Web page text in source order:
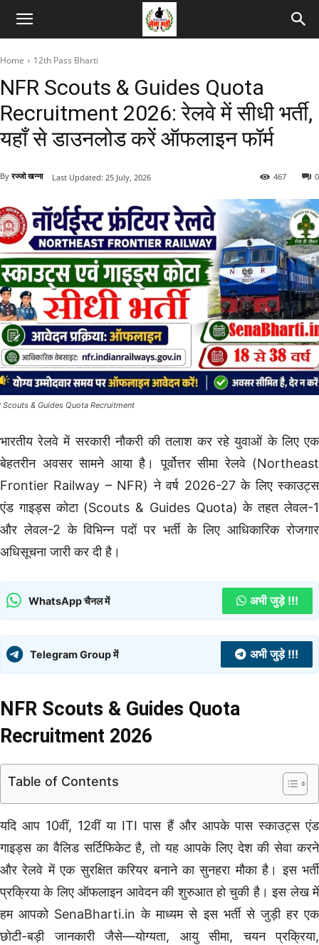
Home 12th Pass Bharti
NFR Scouts & Guides Quota
Recruitment 2026: रेलवे में सीधी भर्ती,
यहाँ से डाउनलोड करें ऑफलाइन फॉर्म
By रज्जो खन्ना 0
467
Last Updated: 25 July, 2026
Scouts & Guides Quota Recruitment
भारतीय रेलवे में सरकारी नौकरी की तलाश कर रहे युवाओं के लिए एक
बेहतरीन अवसर सामने आया है। पूर्वोत्तर सीमा रेलवे (Northeast
Frontier Railway – NFR) ने वर्ष 2026-27 के लिए स्काउट्स
एंड गाइड्स कोटा (Scouts & Guides Quota) के तहत लेवल-1
और लेवल-2 के विभिन्न पदों पर भर्ती के लिए आधिकारिक रोजगार
अधिसूचना जारी कर दी है।
WhatsApp चैनल में अभी जुड़े !!!
Telegram Group में अभी जुड़े !!!
NFR Scouts & Guides Quota
Recruitment 2026
Table of Contents
यदि आप 10वीं, 12वीं या ITI पास हैं और आपके पास स्काउट्स एंड
गाइड्स का वैलिड सर्टिफिकेट है, तो यह आपके लिए देश की सेवा करने
और रेलवे में एक सुरक्षित करियर बनाने का सुनहरा मौका है। इस भर्ती
प्रक्रिया के लिए ऑफलाइन आवेदन की शुरुआत हो चुकी है। इस लेख में
हम आपको SenaBharti.in के माध्यम से इस भर्ती से जुड़ी हर एक
छोटी-बड़ी जानकारी जैसे—योग्यता, आयु सीमा, चयन प्रक्रिया,